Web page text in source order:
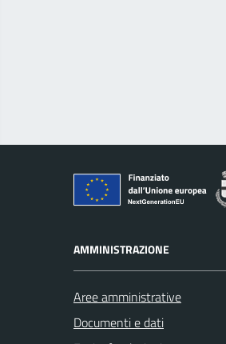
AMMINISTRAZIONE
Aree amministrative
Documenti e dati